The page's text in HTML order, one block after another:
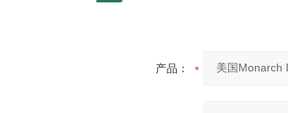
产品：